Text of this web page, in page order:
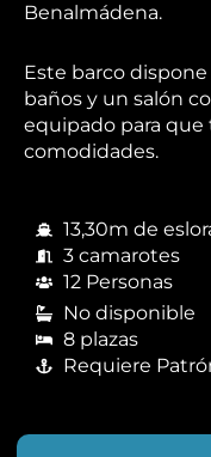
Benalmádena.
Este barco
baños y un salón
equipado para que
comodidades.
13,30m de
3 camarotes
12 Personas
No disponible
8 plazas
Requiere